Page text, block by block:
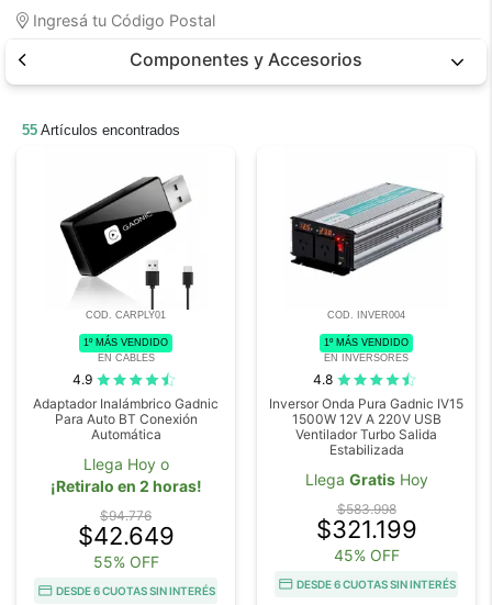
Ingresá tu Código Postal
Componentes y Accesorios
55 Artículos encontrados
COD. CARPLY01
1º MÁS VENDIDO
EN CABLES
4.9
Adaptador Inalámbrico Gadnic
Para Auto BT Conexión
Automática
Llega Hoy o
¡Retiralo en 2 horas!
$94.776
$42.649
55% OFF
DESDE 6 CUOTAS SIN INTERÉS
COD. INVER004
1º MÁS VENDIDO
EN INVERSORES
4.8
Inversor Onda Pura Gadnic IV15
1500W 12V A 220V USB
Ventilador Turbo Salida
Estabilizada
Llega GratisHoy
$583.998
$321.199
45% OFF
DESDE 6 CUOTAS SIN INTERÉS